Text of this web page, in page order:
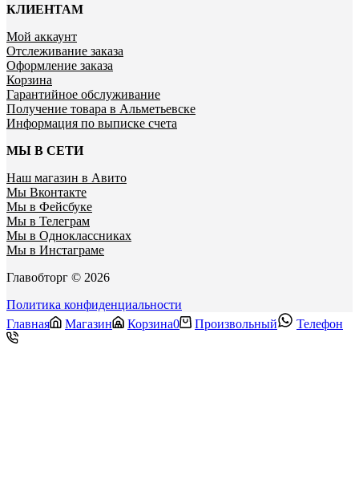
КЛИЕНТАМ
Мой аккаунт
Отслеживание заказа
Оформление заказа
Корзина
Гарантийное обслуживание
Получение товара в Альметьевске
Информация по выписке счета
МЫ В СЕТИ
Наш магазин в Авито
Мы Вконтакте
Мы в Фейсбуке
Мы в Телеграм
Мы в Одноклассниках
Мы в Инстаграме
Главобторг © 2026
Политика конфиденциальности
Главная
Магазин Корзина0 Произвольный Телефон